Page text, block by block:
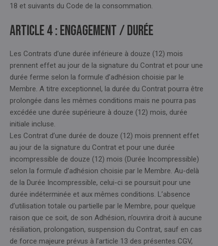
18 et suivants du Code de la consommation.
Article 4 : ENGAGEMENT / DURÉE
Les Contrats d’une durée inférieure à douze (12) mois
prennent effet au jour de la signature du Contrat et pour une
durée ferme selon la formule d’adhésion choisie par le
Membre. A titre exceptionnel, la durée du Contrat pourra être
prolongée dans les mêmes conditions mais ne pourra pas
excédée une durée supérieure à douze (12) mois, durée
initiale incluse.
Les Contrat d’une durée de douze (12) mois prennent effet
au jour de la signature du Contrat et pour une durée
incompressible de douze (12) mois (Durée Incompressible)
selon la formule d’adhésion choisie par le Membre. Au-delà
de la Durée Incompressible, celui-ci se poursuit pour une
durée indéterminée et aux mêmes conditions. L’absence
d’utilisation totale ou partielle par le Membre, pour quelque
raison que ce soit, de son Adhésion, n’ouvrira droit à aucune
résiliation, prolongation, suspension du Contrat, sauf en cas
de force majeure prévus à l’article 13 des présentes CGV,